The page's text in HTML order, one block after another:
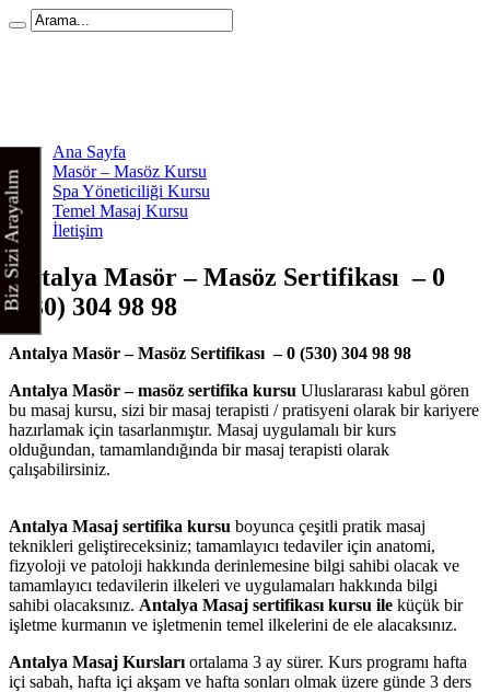
Ana Sayfa
Masör – Masöz Kursu
Spa Yöneticiliği Kursu
Temel Masaj Kursu
İletişim
Antalya Masör – Masöz Sertifikası – 0
(530) 304 98 98
Antalya Masör – Masöz Sertifikası – 0 (530) 304 98 98
Antalya Masör – masöz sertifika kursu Uluslararası kabul gören
bu masaj kursu, sizi bir masaj terapisti / pratisyeni olarak bir kariyere
hazırlamak için tasarlanmıştır. Masaj uygulamalı bir kurs
olduğundan, tamamlandığında bir masaj terapisti olarak
çalışabilirsiniz.
Antalya Masaj sertifika kursu boyunca çeşitli pratik masaj
teknikleri geliştireceksiniz; tamamlayıcı tedaviler için anatomi,
fizyoloji ve patoloji hakkında derinlemesine bilgi sahibi olacak ve
tamamlayıcı tedavilerin ilkeleri ve uygulamaları hakkında bilgi
sahibi olacaksınız. Antalya Masaj sertifikası kursu ile küçük bir
işletme kurmanın ve işletmenin temel ilkelerini de ele alacaksınız.
Antalya Masaj Kursları ortalama 3 ay sürer. Kurs programı hafta
içi sabah, hafta içi akşam ve hafta sonları olmak üzere günde 3 ders
Biz Sizi Arayalım